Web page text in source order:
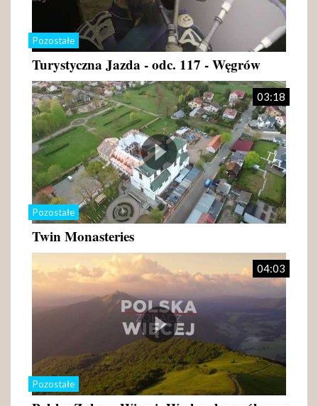
Pozostałe
Turystyczna Jazda - odc. 117 - Węgrów
Pozostałe
03:18
Twin Monasteries
Pozostałe
04:03